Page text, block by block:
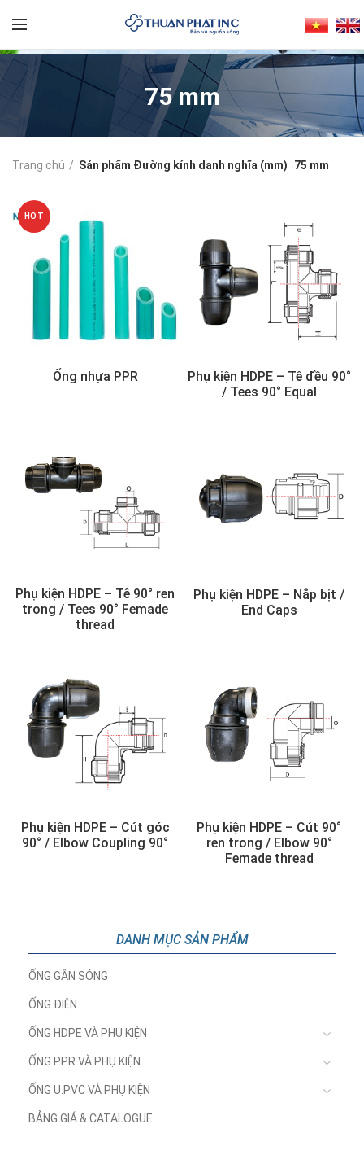
75 mm
Trang chủ Sản phẩm Đường kính danh nghĩa (mm) 75 mm
HOT
Ống nhựa PPR
Phụ kiện HDPE – Tê đều 90°
/ Tees 90° Equal
Phụ kiện HDPE – Tê 90° ren
trong / Tees 90° Femade
thread
Phụ kiện HDPE – Nắp bịt /
End Caps
Phụ kiện HDPE – Cút góc
90° / Elbow Coupling 90°
Phụ kiện HDPE – Cút 90°
ren trong / Elbow 90°
Femade thread
DANH MỤC SẢN PHẨM
ỐNG GÂN SÓNG
ỐNG ĐIỆN
ỐNG HDPE VÀ PHỤ KIỆN
ỐNG PPR VÀ PHỤ KIỆN
ỐNG U.PVC VÀ PHỤ KIỆN
BẢNG GIÁ & CATALOGUE